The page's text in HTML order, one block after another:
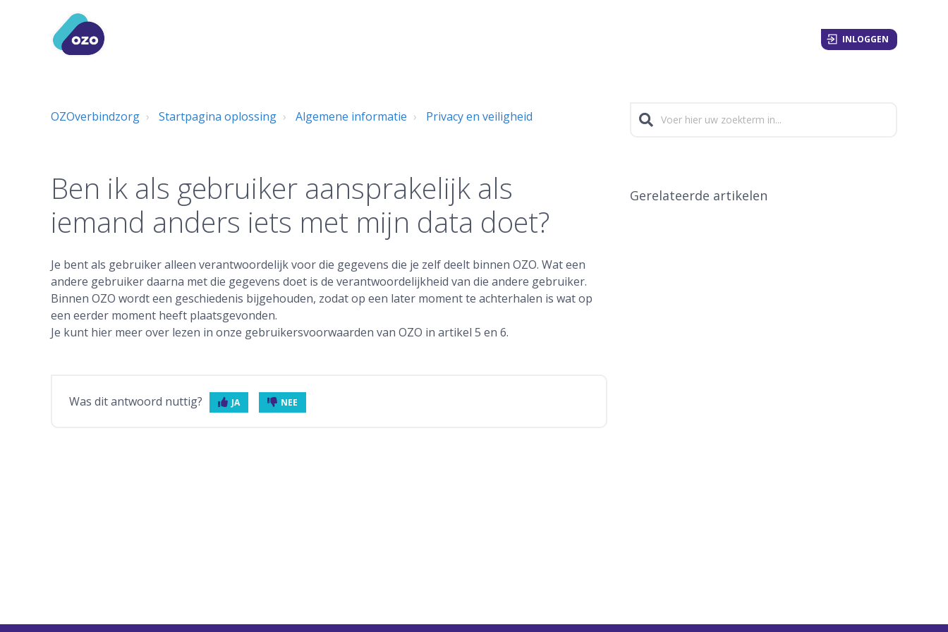
INLOGGEN
OZOverbindzorg Startpagina oplossing Algemene informatie Privacy en veiligheid
Ben ik als gebruiker aansprakelijk als
iemand anders iets met mijn data doet?
Je bent als gebruiker alleen verantwoordelijk voor die gegevens die je zelf deelt binnen OZO. Wat een
andere gebruiker daarna met die gegevens doet is de verantwoordelijkheid van die andere gebruiker.
Binnen OZO wordt een geschiedenis bijgehouden, zodat op een later moment te achterhalen is wat op
een eerder moment heeft plaatsgevonden.
Je kunt hier meer over lezen in onze gebruikersvoorwaarden van OZO in artikel 5 en 6.
Was dit antwoord nuttig? JA NEE
Gerelateerde artikelen